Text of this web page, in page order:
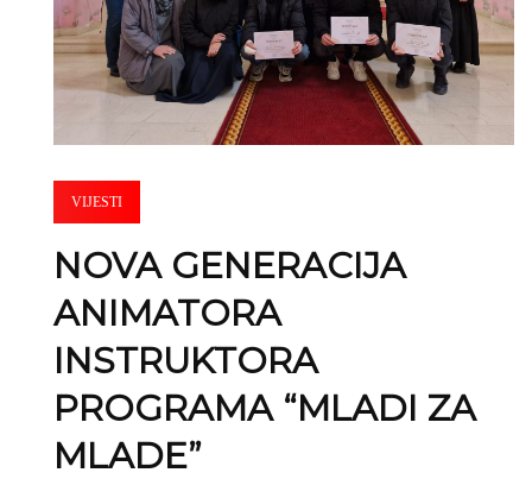
VIJESTI
NOVA GENERACIJA
ANIMATORA
INSTRUKTORA
PROGRAMA “MLADI ZA
MLADE”